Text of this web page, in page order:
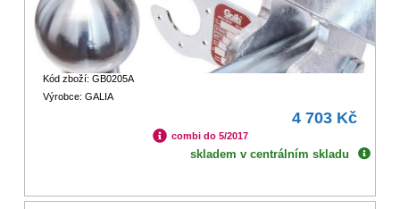
Kód zboží: GB0205A
Výrobce: GALIA
4 703 Kč
combi do 5/2017
skladem v centrálním skladu